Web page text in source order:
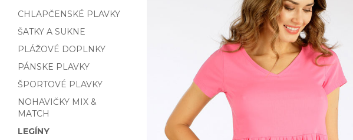
CHLAPČENSKÉ PLAVKY
ŠATKY A SUKNE
PLÁŽOVÉ DOPLNKY
PÁNSKE PLAVKY
ŠPORTOVÉ PLAVKY
NOHAVIČKY MIX &
MATCH
LEGÍNY